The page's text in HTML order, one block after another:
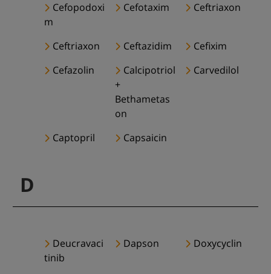
Cefopodoxi
m
Cefotaxim Ceftriaxon
Ceftriaxon Ceftazidim
Cefixim
Cefazolin
Calcipotriol
+
Bethametas
on
Carvedilol
Captopril Capsaicin
D
Deucravaci
tinib
Dapson Doxycyclin